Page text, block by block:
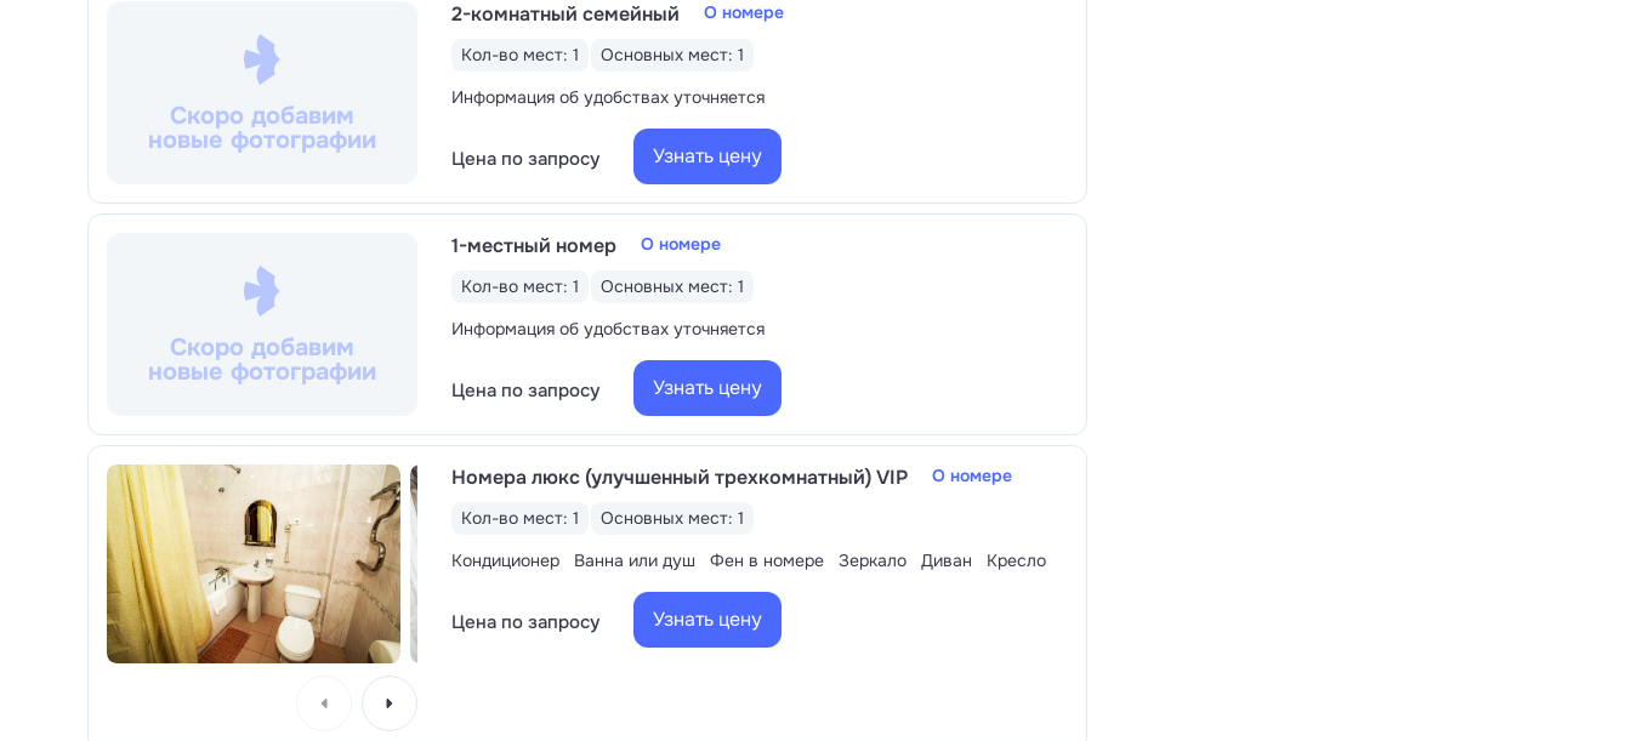
Скоро добавим
новые фотографии
2-комнатный семейный
О номере
Кол-во мест: 1
Основных мест: 1
Информация об удобствах уточняется
Цена по запросу Узнать цену
Скоро добавим
новые фотографии
1-местный номер
О номере
Кол-во мест: 1
Основных мест: 1
Информация об удобствах уточняется
Цена по запросу Узнать цену
Номера люкс (улучшенный трехкомнатный) VIP
О номере
Кол-во мест: 1
Основных мест: 1
Кондиционер
Ванна или душ Фен в номере Зеркало Диван Кресло
Цена по запросу Узнать цену